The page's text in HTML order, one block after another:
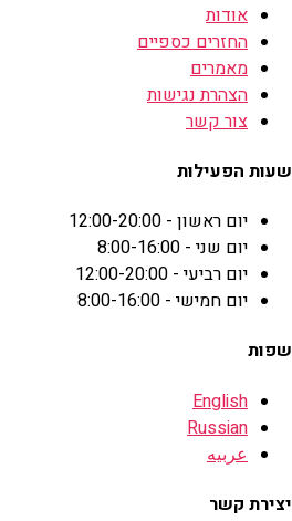
אודות
החזרים כספיים
מאמרים
הצהרת נגישות
צור קשר
שעות הפעילות
יום ראשון - 12:00-20:00
יום שני - 8:00-16:00
יום רביעי - 12:00-20:00
יום חמישי - 8:00-16:00
שפות
English
Russian
عربيه
יצירת קשר